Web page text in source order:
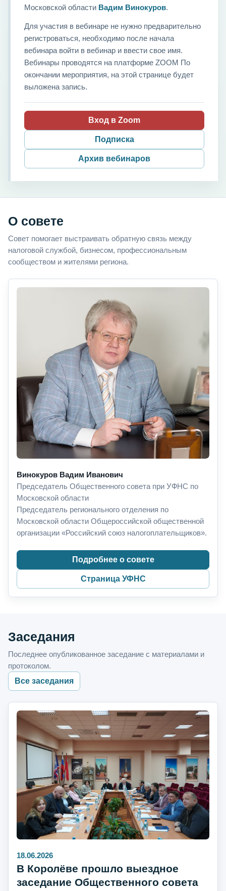
Московской области Вадим Винокуров.
Для участия в вебинаре не нужно предварительно
регистроваться, необходимо после начала
вебинара войти в вебинар и ввести свое имя.
Вебинары проводятся на платформе ZOOM По
окончании мероприятия, на этой странице будет
выложена запись.
Вход в Zoom
Подписка
Архив вебинаров
О совете
Совет помогает выстраивать обратную связь между
налоговой службой, бизнесом, профессиональным
сообществом и жителями региона.
Винокуров Вадим Иванович
Председатель Общественного совета при УФНС по
Московской области
Председатель регионального отделения по
Московской области Общероссийской общественной
организации «Российский союз налогоплательщиков».
Подробнее о совете
Страница УФНС
Заседания
Последнее опубликованное заседание с материалами и
протоколом.
Все заседания
18.06.2026
В Королёве прошло выездное
заседание Общественного совета